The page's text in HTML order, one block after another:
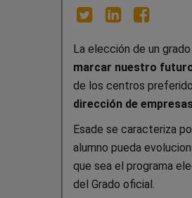
La elección de un
marcar nuestro
de los centros
dirección de
Esade se caracteriza
alumno pueda
que sea el programa
del Grado oficial.